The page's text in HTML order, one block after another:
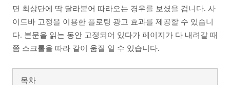
면 최상단에 딱 달라붙어 따라오는 경우를 보셨을 겁니다. 사
이드바 고정을 이용한 플로팅 광고 효과를 제공할 수 있습니
다. 본문을 읽는 동안 고정되어 있다가 페이지가 다 내려갈 때
쯤 스크롤을 따라 같이 움질 일 수 있습니다.
목차